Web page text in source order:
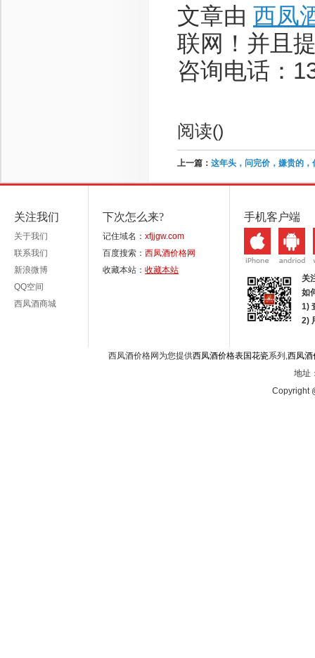
文章由 西凤
联网！并且
咨询电话：
阅读()
上一篇： 这年头，问完价，嫌贵的
关注我们
关于我们
联系我们
新浪微博
QQ空间
西凤酒商城
下次怎么来?
记住域名： xfjjgw.com
百度搜索： 西凤酒价格网
收藏本站： 收藏本站
手机客户端
关
如
1)
2)
西凤酒价格网为您提供西凤酒价格表国花瓷系列,西凤酒
地址
Copyright